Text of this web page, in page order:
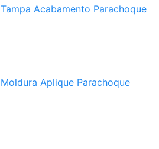
Tampa Acabamento Parachoque
Moldura Aplique Parachoque